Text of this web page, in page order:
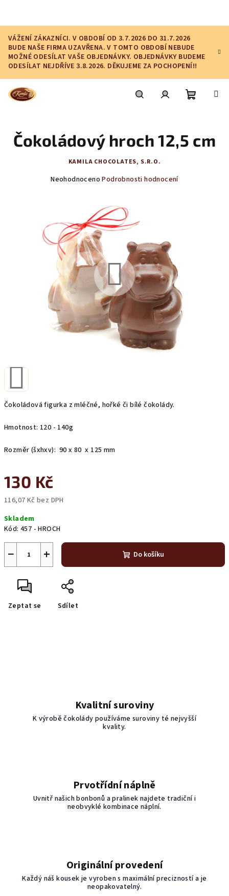
obsah
VÁŽENÍ ZÁKAZNÍCI. V OBDOBÍ OD 3.7.2026 DO 31.7.2026
BUDE NAŠE FIRMA UZAVŘENA. V TOMTO OBDOBÍ NEBUDE
MOŽNÉ ODESÍLAT VAŠE OBJEDNÁVKY. OBJEDNÁVKY BUDEME
ODESÍLAT NEJDŘÍVE 3.8.2026. DĚKUJEME ZA POCHOPENÍ!!
košík
Čokoládová figurka z mléčné, hořké či bílé čokolády.
Hmotnost: 120 - 140g
Rozměr (šxhxv): 90 x 80 x 125 mm
130 Kč
116,07 Kč bez DPH
cena:
Skladem
Kód: 457 - HROCH
+
− Do košíku
Zeptat se Sdílet
Čokoládový hroch 12,5 cm
KAMILA CHOCOLATES, S.R.O.
Průměrné
0,0
5
hvězdiček.
Neohodnoceno Podrobnosti hodnocení
Kvalitní suroviny
K výrobě čokolády používáme suroviny té nejvyšší
kvality.
Prvotřídní náplně
Uvnitř našich bonbonů a pralinek najdete tradiční i
neobvyklé kombinace náplní.
Originální provedení
Každý náš kousek je vyroben s maximální precizností a je
neopakovatelný.